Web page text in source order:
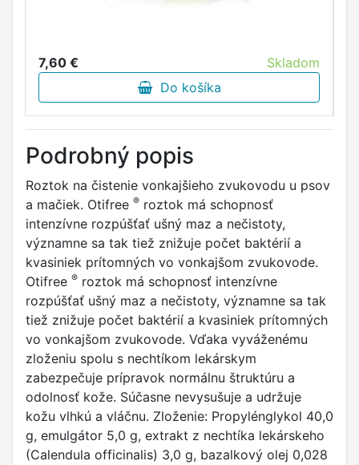
7,60 €
Skladom
Do košíka
Podrobný popis
Roztok na čistenie vonkajšieho zvukovodu u psov
a mačiek. Otifree ® roztok má schopnosť
intenzívne rozpúšťať ušný maz a nečistoty,
významne sa tak tiež znižuje počet baktérií a
kvasiniek prítomných vo vonkajšom zvukovode.
Otifree ® roztok má schopnosť intenzívne
rozpúšťať ušný maz a nečistoty, významne sa tak
tiež znižuje počet baktérií a kvasiniek prítomných
vo vonkajšom zvukovode. Vďaka vyváženému
zloženiu spolu s nechtíkom lekárskym
zabezpečuje prípravok normálnu štruktúru a
odolnosť kože. Súčasne nevysušuje a udržuje
kožu vlhkú a vláčnu. Zloženie: Propylénglykol 40,0
g, emulgátor 5,0 g, extrakt z nechtíka lekárskeho
(Calendula officinalis) 3,0 g, bazalkový olej 0,028